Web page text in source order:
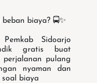
biaya? 🚍✨
Sidoarjo
gratis buat
perjalanan pulang
nyaman dan
biaya